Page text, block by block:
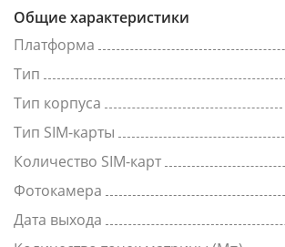
Общие характеристики
Платформа
Тип
Тип корпуса
Тип SIM-карты
Количество SIM-карт
Фотокамера
Дата выхода